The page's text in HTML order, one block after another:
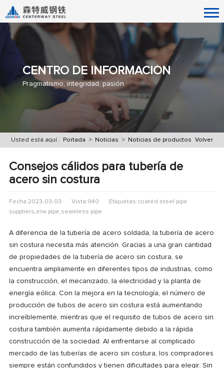
CENTRO DE INFORMACIÓN
Pragmatismo, integridad, pasión
Volver
Usted está aquí : Portada > Noticias > Noticias de productos
Consejos cálidos para tubería de
acero sin costura
Fecha:2023-03-03 Vista:940
Etiquetas:coated steel pipe
suppliers,erw pipe,seamless pipe
A diferencia de la tubería de acero soldada, la tubería de acero
sin costura necesita más atención. Gracias a una gran cantidad
de propiedades de la tubería de acero sin costura, se
encuentra ampliamente en diferentes tipos de industrias, como
la construcción, el mecanizado, la electricidad y la planta de
energía eólica. Con la mejora en la tecnología, el número de
producción de tubos de acero sin costura está aumentando
increíblemente, mientras que el requisito de tubos de acero sin
costura también aumenta rápidamente debido a la rápida
construcción de la sociedad. Al enfrentarse al complicado
mercado de las tuberías de acero sin costura, los compradores
siempre están confundidos y tienen dificultades para elegir. Sin